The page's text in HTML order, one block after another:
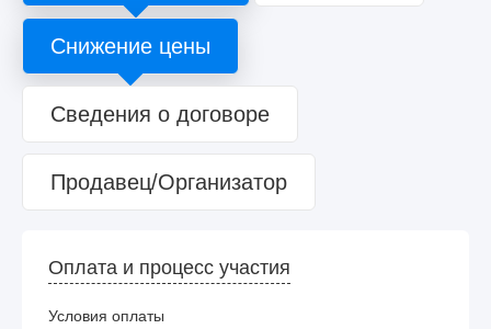
Снижение цены
Сведения о договоре
Продавец/Организатор
Оплата и процесс участия
Условия оплаты